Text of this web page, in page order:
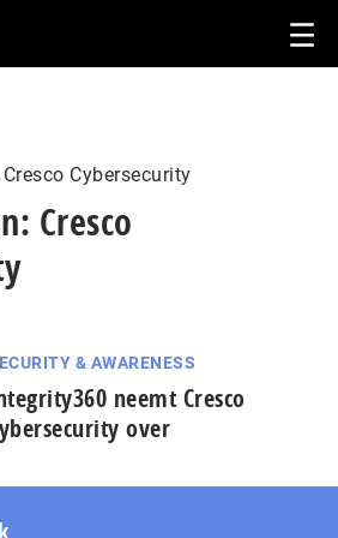
Cresco Cybersecurity
Cresco
& AWARENESS
neemt Cresco
over